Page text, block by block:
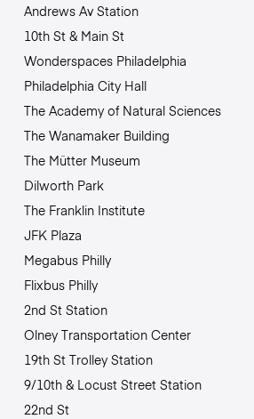
Andrews Av Station
10th St & Main St
Wonderspaces Philadelphia
Philadelphia City Hall
The Academy of Natural Sciences
The Wanamaker Building
The Mütter Museum
Dilworth Park
The Franklin Institute
JFK Plaza
Megabus Philly
Flixbus Philly
2nd St Station
Olney Transportation Center
19th St Trolley Station
9/10th & Locust Street Station
22nd St